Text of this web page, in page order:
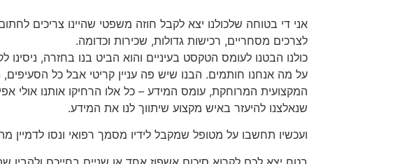
אני די בטוחה שלכולנו יצא לקבל חוזה משפטי שהיינו צריכים
לצרכים מסחריים, רכישות גדולות, שכירות וכדומה.
כולנו הבטנו לעומס הטקסט בעיניים והוא הביט בנו בחזרה, ניסינו
על מה אנחנו חותמים. הבנו שיש פה עניין קריטי אבל כל
המקצועית המרוחקת, עומס המידע – כל אלו הרחיקו אותנו אולי
שנאלצנו להיעזר באיש מקצוע שיתווך לנו את המידע.
ועכשיו תחשבו על מטופל שמקבל לידיו מסמך רפואי ונסו לדמיין